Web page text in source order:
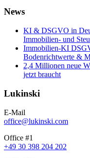
News
KI & DSGVO in
Immobilien- und
Immobilien-KI
Bodenrichtwerte &
2,4 Millionen neue
jetzt braucht
Lukinski
E-Mail
office@lukinski.com
Office #1
+49 30 398 204 202